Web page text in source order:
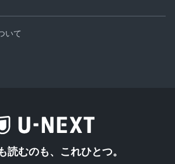
いて
読むのも、これひとつ。